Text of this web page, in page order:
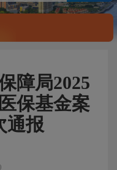
障局2025
保基金案
通报